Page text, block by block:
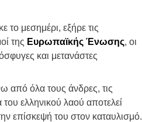
μεσημέρι, εξήρε τις
της Ευρωπαϊκής Ένωσης, οι
και μετανάστες
από όλα τους άνδρες, τις
ελληνικού λαού αποτελεί
επίσκεψή του στον καταυλισμό.